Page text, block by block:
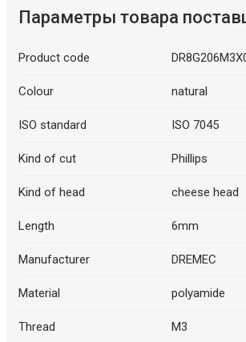
Параметры товара
Product code
Colour natural
ISO standard ISO 7045
Kind of cut Phillips
Kind of head cheese head
Length 6mm
Manufacturer DREMEC
Material polyamide
Thread M3